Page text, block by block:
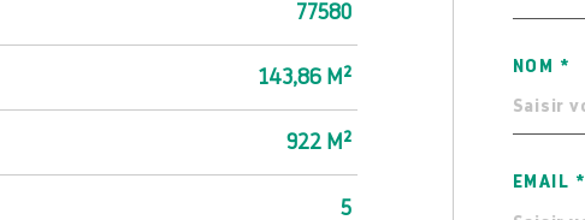
77580
143,86 M²
922 M²
5
NOM *
EMAIL *